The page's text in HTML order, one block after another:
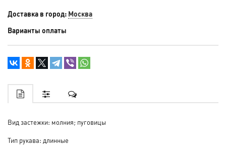
Доставка в город: Москва
Варианты оплаты
Вид застежки: молния; пуговицы
Тип рукава: длинные